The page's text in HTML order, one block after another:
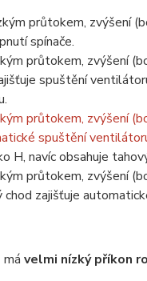
průtokem, zvýšení
spínače.
průtokem, zvýšení
spuštění
průtokem, zvýšení
spuštění
H, navíc obsahuje
průtokem, zvýšení
zajišťuje
velmi nízký příkon